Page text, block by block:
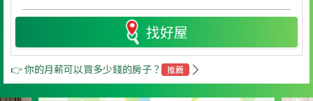
找好屋
👉 你的月薪可以買多少錢的房子？ 推薦